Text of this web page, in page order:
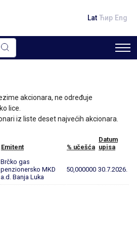
Lat Ћир Eng
akcionara, ne određuje
lice.
iz liste deset najvećih akcionara.
Emitent % učešća
Datum
upisa
Brčko gas
penzionersko MKD
a.d. Banja Luka
50,000000 30.7.2026.